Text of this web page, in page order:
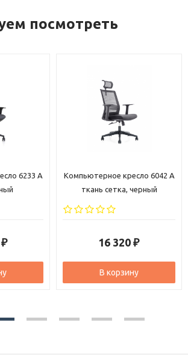
посмотреть
6233 A
₽
Компьютерное кресло 6042 A
ткань сетка, черный
16 320 ₽
В корзину